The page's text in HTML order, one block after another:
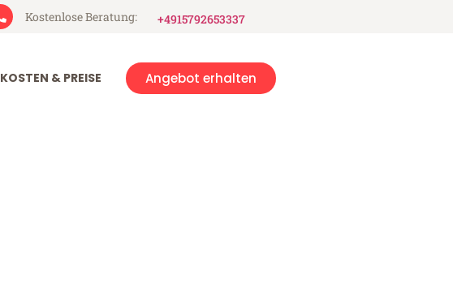
Kostenlose Beratung: +4915792653337
KOSTEN & PREISE Angebot erhalten